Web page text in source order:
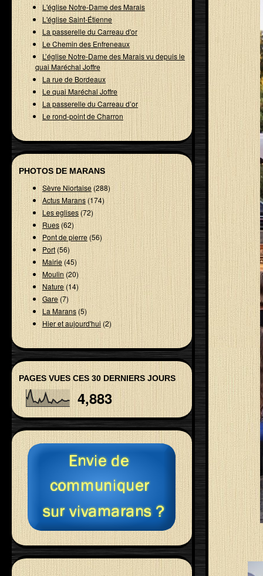
L'église Notre-Dame des Marais
L'église Saint-Étienne
La passerelle du Carreau d'or
Le Chemin des Enfreneaux
L’église Notre-Dame des Marais vu depuis le
quai Maréchal Joffre
La rue de Bordeaux
Le quai Maréchal Joffre
La passerelle du Carreau d’or
Le rond-point de Charron
PHOTOS DE MARANS
Sèvre Niortaise(288)
Actus Marans (174)
Les eglises(72)
Rues(62)
Pont de pierre(56)
Port(56)
Mairie(45)
Moulin(20)
Nature(14)
Gare (7)
La Marans(5)
Hier et aujourd'hui (2)
PAGES VUES CES 30 DERNIERS JOURS
4,883